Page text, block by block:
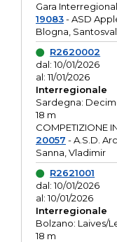
Gara
19083- ASD
Blogna,
R2620002
dal: 10/01/2026
al: 11/01/2026
Interregionale
Sardegna:
18 m
COMPETIZIONE
20057 - A.S.D.
Sanna, Vladimir
R2621001
dal: 10/01/2026
al: 10/01/2026
Interregionale
Bolzano: Laives/
18 m